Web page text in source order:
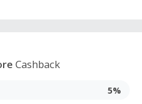
Cashback
5%